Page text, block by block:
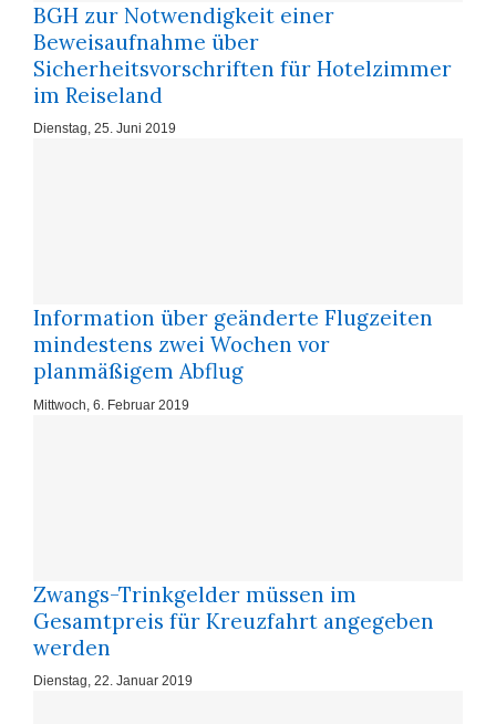
BGH zur Notwendigkeit einer
Beweisaufnahme über
Sicherheitsvorschriften für Hotelzimmer
im Reiseland
Dienstag, 25. Juni 2019
Information über geänderte Flugzeiten
mindestens zwei Wochen vor
planmäßigem Abflug
Mittwoch, 6. Februar 2019
Zwangs-Trinkgelder müssen im
Gesamtpreis für Kreuzfahrt angegeben
werden
Dienstag, 22. Januar 2019